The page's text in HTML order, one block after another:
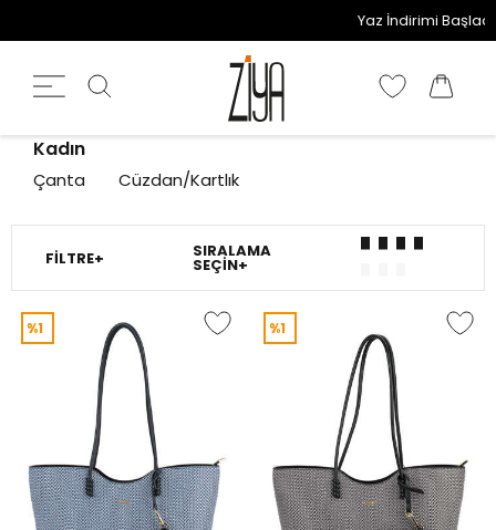
Yaz İndirimi Başladı! 2.
Kadın
Çanta Cüzdan/Kartlık
FILTRE+ SIRALAMA
SEÇIN+
%1 %1